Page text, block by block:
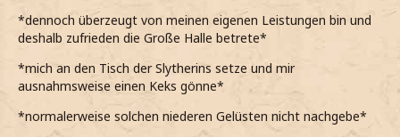
*dennoch überzeugt von meinen eigenen Leistungen bin und
deshalb zufrieden die Große Halle betrete*
*mich an den Tisch der Slytherins setze und mir
ausnahmsweise einen Keks gönne*
*normalerweise solchen niederen Gelüsten nicht nachgebe*